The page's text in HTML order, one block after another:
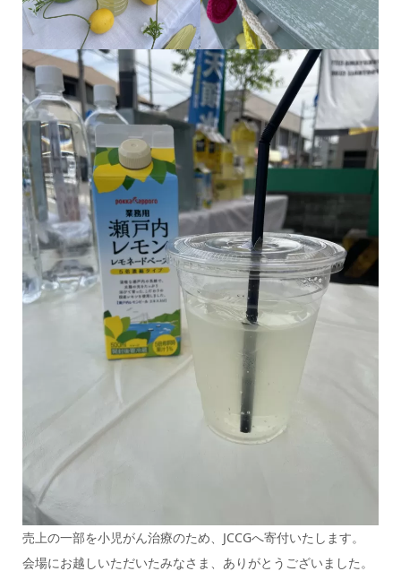
売上の一部を小児がん治療のため、JCCGへ寄付いたします。
会場にお越しいただいたみなさま、ありがとうございました。